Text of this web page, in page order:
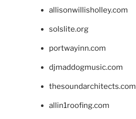
allisonwillisholley.com
solslite.org
portwayinn.com
djmaddogmusic.com
thesoundarchitects.com
allin1roofing.com